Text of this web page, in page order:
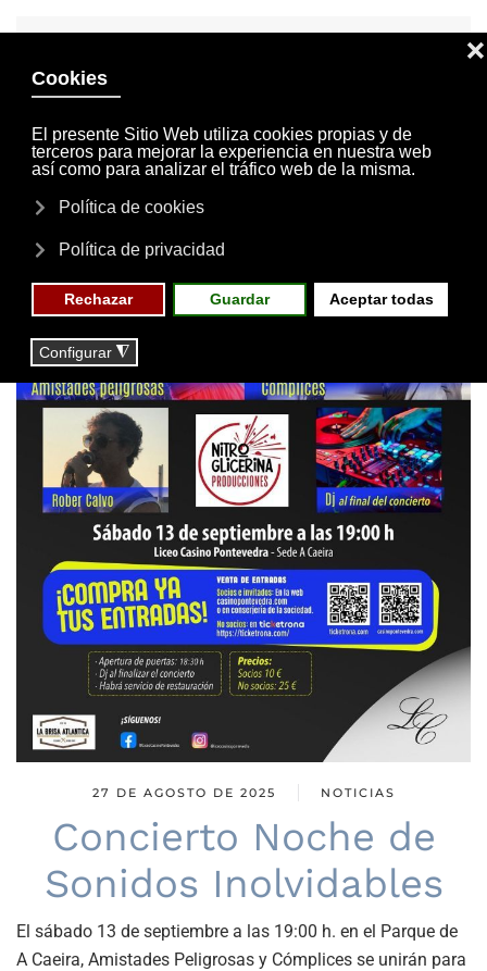
INVITACIONES
MI CUENTA
27 DE AGOSTO DE 2025 NOTICIAS
Concierto Noche de
Sonidos Inolvidables
El sábado 13 de septiembre a las 19:00 h. en el Parque de
A Caeira, Amistades Peligrosas y Cómplices se unirán para